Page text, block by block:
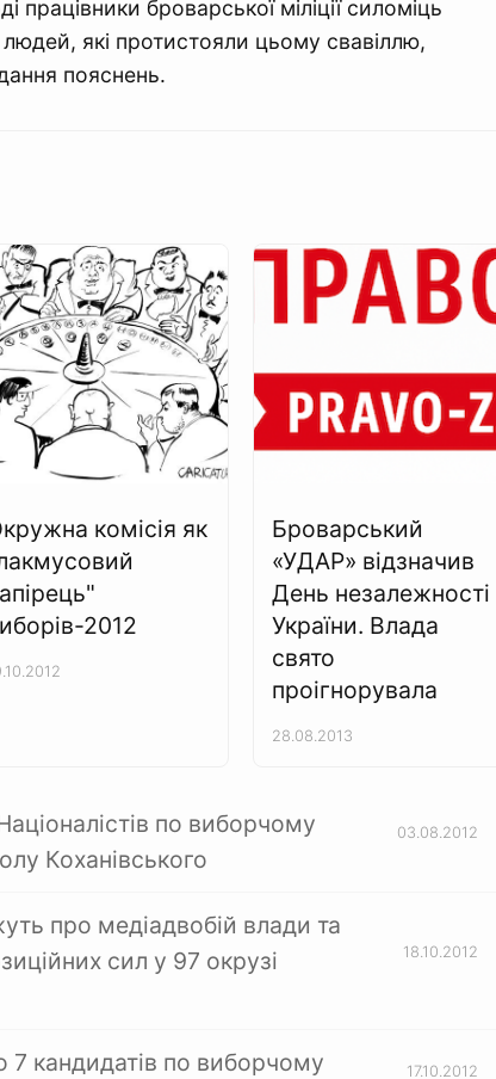
працівники броварської міліції силоміць
людей, які протистояли цьому свавіллю,
пояснень.
комісія як
2012
Броварський
«УДАР» відзначив
День незалежності
України. Влада
свято
проігнорувала
28.08.2013
по виборчому
Коханівського
03.08.2012
про медіадвобій влади та
сил у 97 окрузі
18.10.2012
кандидатів по виборчому 17.10.2012